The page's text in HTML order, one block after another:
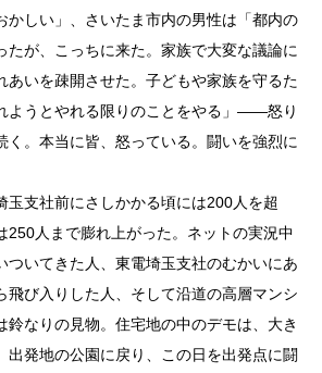
かしい」、さいたま市内の男性は「都内の
たが、こっちに来た。家族で大変な議論に
あいを疎開させた。子どもや家族を守るた
ようとやれる限りのことをやる」――怒り
く。本当に皆、怒っている。闘いを強烈に
支社前にさしかかる頃には200人を超
250人まで膨れ上がった。ネットの実況中
ついてきた人、東電埼玉支社のむかいにあ
飛び入りした人、そして沿道の高層マンシ
鈴なりの見物。住宅地の中のデモは、大き
出発地の公園に戻り、この日を出発点に闘